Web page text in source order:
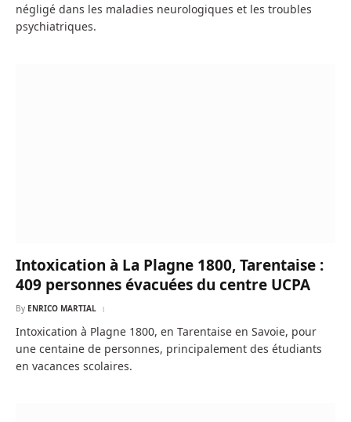
négligé dans les maladies neurologiques et les troubles
psychiatriques.
Intoxication à La Plagne 1800, Tarentaise :
409 personnes évacuées du centre UCPA
By ENRICO MARTIAL
Intoxication à Plagne 1800, en Tarentaise en Savoie, pour
une centaine de personnes, principalement des étudiants
en vacances scolaires.